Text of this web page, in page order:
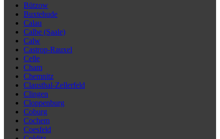
Bützow
Buxtehude
Calau
Calbe (Saale)
Calw
Castrop-Rauxel
Celle
Cham
Chemnitz
Clausthal-Zellerfeld
Clingen
Cloppenburg
Coburg
Cochem
Coesfeld